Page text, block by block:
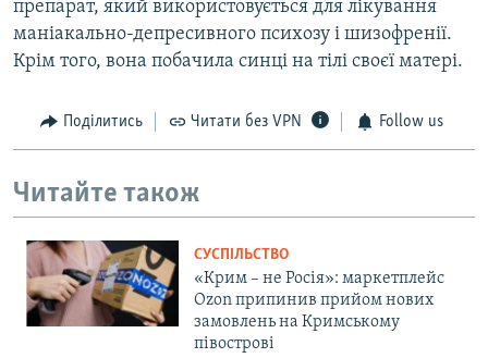
препарат, який використовується для лікування
маніакально-депресивного психозу і шизофренії.
Крім того, вона побачила синці на тілі своєї матері.
Поділитись Читати без VPN Follow us
Читайте також
СУСПІЛЬСТВО
«Крим – не Росія»: маркетплейс
Ozon припинив прийом нових
замовлень на Кримському
півострові